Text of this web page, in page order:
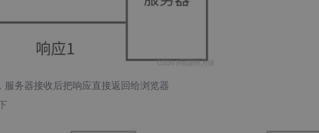
务器接收后把响应直接返回给浏览器